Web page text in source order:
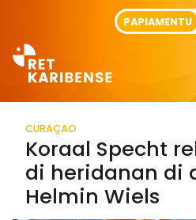
PAPIAMENTU
CURAÇAO
Koraal Specht
di heridanan di
Helmin Wiels